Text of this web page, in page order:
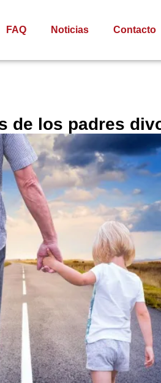
FAQ Noticias Contacto
de los padres